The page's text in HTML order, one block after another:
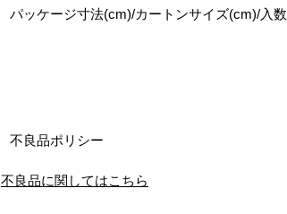
不良品ポリシー
不良品に関してはこちら
パッケージ寸法(cm)/カートンサイズ(cm)/入数